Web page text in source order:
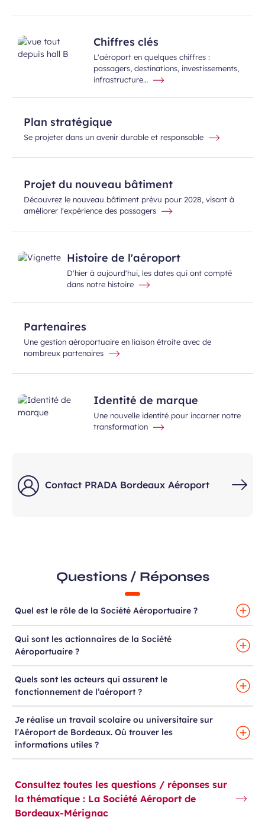
Chiffres clés
L'aéroport en quelques chiffres :
passagers, destinations, investissements,
infrastructure…
Plan stratégique
Se projeter dans un avenir durable et responsable
Projet du nouveau bâtiment
Découvrez le nouveau bâtiment prévu pour 2028, visant à
améliorer l'expérience des passagers
Histoire de l'aéroport
D'hier à aujourd'hui, les dates qui ont compté
dans notre histoire
Partenaires
Une gestion aéroportuaire en liaison étroite avec de
nombreux partenaires
Identité de marque
Une nouvelle identité pour incarner notre
transformation
Contact PRADA Bordeaux Aéroport
Questions / Réponses
Quel est le rôle de la Société Aéroportuaire ?
Qui sont les actionnaires de la Société
Aéroportuaire ?
Quels sont les acteurs qui assurent le
fonctionnement de l’aéroport ?
Je réalise un travail scolaire ou universitaire sur
l'Aéroport de Bordeaux. Où trouver les
informations utiles ?
Consultez toutes les questions / réponses sur
la thématique : La Société Aéroport de
Bordeaux-Mérignac